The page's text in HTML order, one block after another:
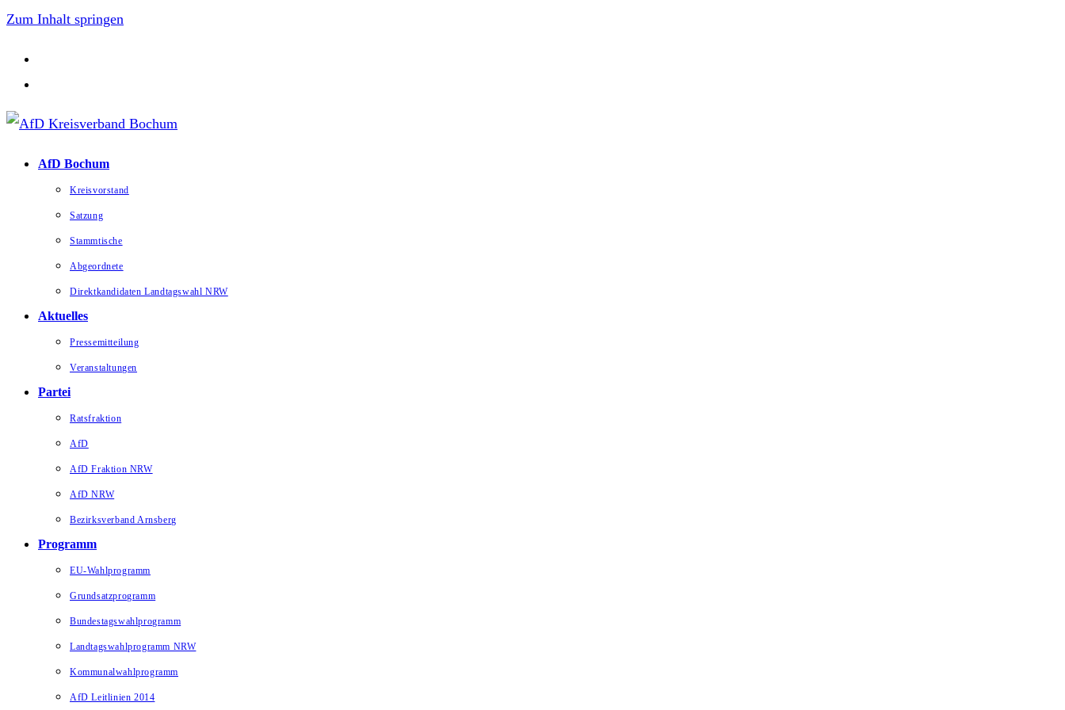
Zum Inhalt springen
AfD Bochum
Kreisvorstand
Satzung
Stammtische
Abgeordnete
Direktkandidaten Landtagswahl NRW
Aktuelles
Pressemitteilung
Veranstaltungen
Partei
Ratsfraktion
AfD
AfD Fraktion NRW
AfD NRW
Bezirksverband Arnsberg
Programm
EU-Wahlprogramm
Grundsatzprogramm
Bundestagswahlprogramm
Landtagswahlprogramm NRW
Kommunalwahlprogramm
AfD Leitlinien 2014